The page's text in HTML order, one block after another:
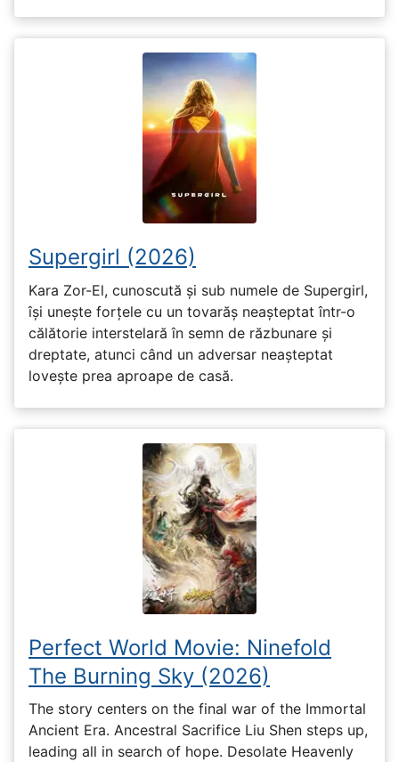
Supergirl (2026)
Kara Zor-El, cunoscută și sub numele de Supergirl,
își unește forțele cu un tovarăș neașteptat într-o
călătorie interstelară în semn de răzbunare și
dreptate, atunci când un adversar neașteptat
lovește prea aproape de casă.
Perfect World Movie: Ninefold
The Burning Sky (2026)
The story centers on the final war of the Immortal
Ancient Era. Ancestral Sacrifice Liu Shen steps up,
leading all in search of hope. Desolate Heavenly